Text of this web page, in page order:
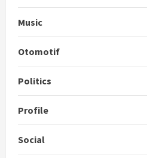
Music
Otomotif
Politics
Profile
Social